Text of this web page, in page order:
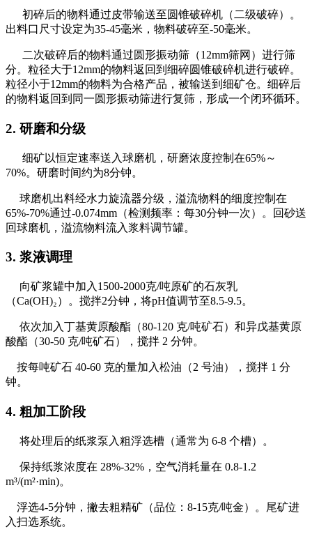
初碎后的物料通过皮带输送至圆锥破碎机（二级破碎）。
出料口尺寸设定为35-45毫米，物料破碎至-50毫米。
二次破碎后的物料通过圆形振动筛（12mm筛网）进行筛
分。粒径大于12mm的物料返回到细碎圆锥破碎机进行破碎。
粒径小于12mm的物料为合格产品，被输送到细矿仓。细碎后
的物料返回到同一圆形振动筛进行复筛，形成一个闭环循环。
2. 研磨和分级
细矿以恒定速率送入球磨机，研磨浓度控制在65%～
70%。研磨时间约为8分钟。
球磨机出料经水力旋流器分级，溢流物料的细度控制在
65%-70%通过-0.074mm（检测频率：每30分钟一次）。回砂送
回球磨机，溢流物料流入浆料调节罐。
3. 浆液调理
向矿浆罐中加入1500-2000克/吨原矿的石灰乳
（Ca(OH)₂）。搅拌2分钟，将pH值调节至8.5-9.5。
依次加入丁基黄原酸酯（80-120 克/吨矿石）和异戊基黄原
酸酯（30-50 克/吨矿石），搅拌 2 分钟。
按每吨矿石 40-60 克的量加入松油（2 号油），搅拌 1 分
钟。
4. 粗加工阶段
将处理后的纸浆泵入粗浮选槽（通常为 6-8 个槽）。
保持纸浆浓度在 28%-32%，空气消耗量在 0.8-1.2
m³/(m²·min)。
浮选4-5分钟，撇去粗精矿（品位：8-15克/吨金）。尾矿进
入扫选系统。